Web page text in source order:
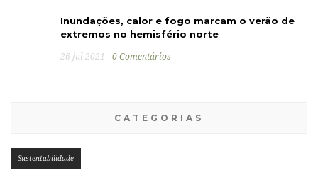
Inundações, calor e fogo marcam o verão de
extremos no hemisfério norte
26 jul 2021 0 Comentários
CATEGORIAS
Sustentabilidade